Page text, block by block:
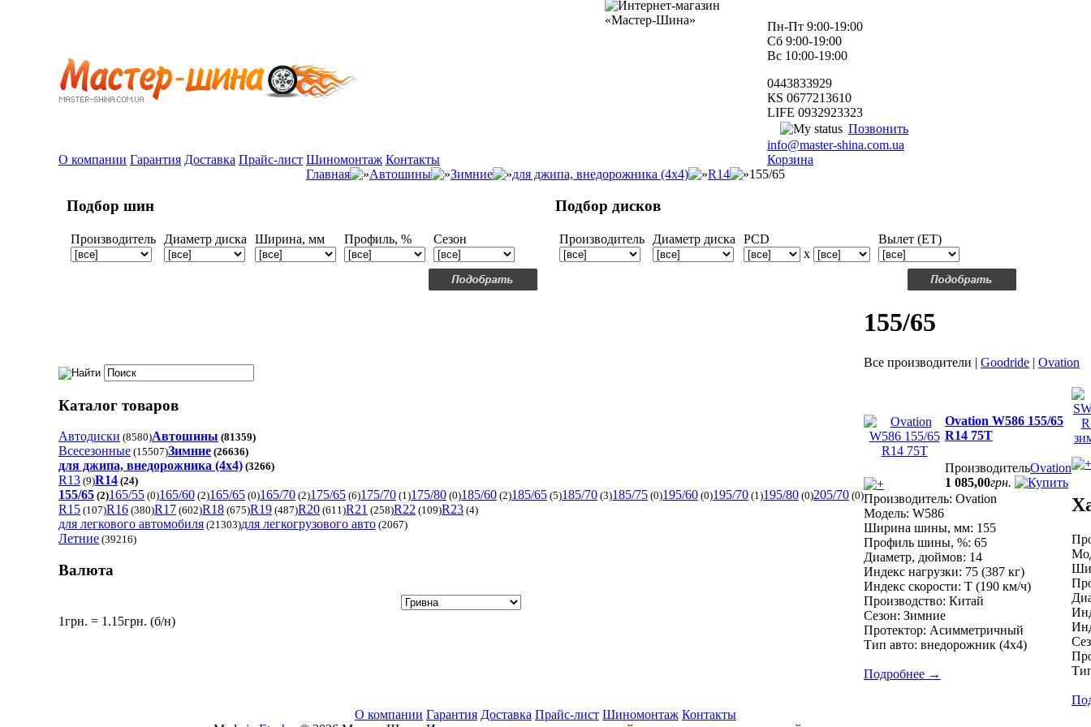
Пн-Пт 9:00-19:00
Сб 9:00-19:00
Вс 10:00-19:00
0443833929
КS 0677213610
LIFE 0932923323
Позвонить
info@master-shina.com.ua
О компании Гарантия Доставка Прайс-лист Шиномонтаж Контакты
Корзина
Главная
Автошины Зимние для джипа, внедорожника (4x4) R14 155/65
Подбор шин
Производитель Диаметр диска Ширина, мм Профиль, % Сезон
Подбор дисков
Производитель Диаметр диска PCD
x
Вылет (ET)
Каталог товаров
Автодиски (8580)Автошины (81359)
Всесезонные (15507)Зимние (26636)
для джипа, внедорожника (4x4) (3266)
R13 (9)R14 (24)
155/65 (2)165/55 (0)165/60 (2)165/65 (0)165/70 (2)175/65 (6)175/70 (1)175/80 (0)185/60 (2)185/65 (5)185/70 (3)185/75 (0)195/60 (0)195/70 (1)195/80 (0)205/70 (0)
R15 (107)R16 (380)R17 (602)R18 (675)R19 (487)R20 (611)R21 (258)R22 (109)R23 (4)
для легкового автомобиля (21303)для легкогрузового авто (2067)
Летние (39216)
Валюта
1грн. = 1.15грн. (б/н)
155/65
Все производители | Goodride | Ovation
Ovation W586 155/65
R14 75T
ПроизводительOvation
1 085,00грн.
Производитель: Ovation
Модель: W586
Ширина шины, мм: 155
Профиль шины, %: 65
Диаметр, дюймов: 14
Индекс нагрузки: 75 (387 кг)
Индекс скорости: T (190 км/ч)
Производство: Китай
Сезон: Зимние
Протектор: Асимметричный
Тип авто: внедорожник (4x4)
Подробнее →
О компании Гарантия Доставка Прайс-лист Шиномонтаж Контакты